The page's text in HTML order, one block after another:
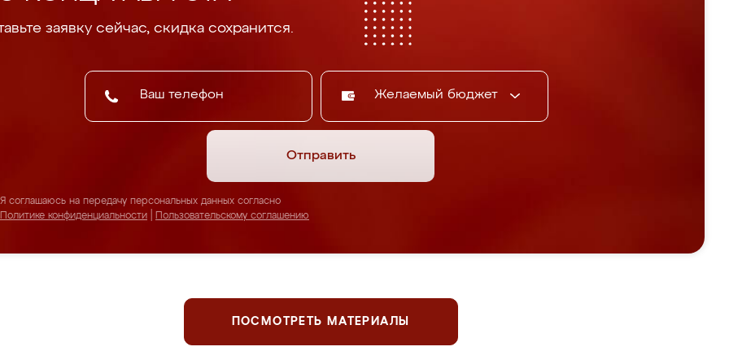
заявку сейчас, скидка сохранится.
Желаемый бюджет
Отправить
Я соглашаюсь на передачу персональных данных согласно
Политике конфиденциальности
Пользовательскому соглашению
ПОСМОТРЕТЬ МАТЕРИАЛЫ